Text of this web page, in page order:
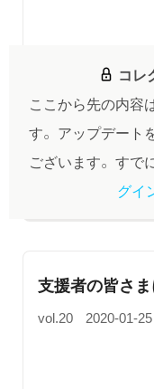
コレ
ここから先の内容
す。 アップデート
ございます。 すで
グイ
支援者の皆さ
vol.20 2020-01-25